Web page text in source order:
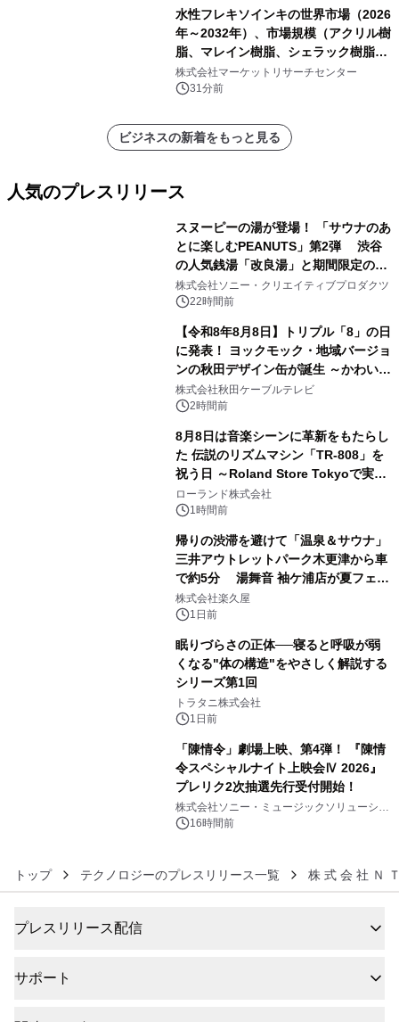
水性フレキソインキの世界市場（2026
年～2032年）、市場規模（アクリル樹
脂、マレイン樹脂、シェラック樹脂、
その他）・分析レポートを発表
株式会社マーケットリサーチセンター
31分前
ビジネスの新着をもっと見る
人気のプレスリリース
スヌーピーの湯が登場！ 「サウナのあ
とに楽しむPEANUTS」第2弾 渋谷
の人気銭湯「改良湯」と期間限定のコ
ラボレーション サウナイキタイコラ
ボグッズも発売決定！
株式会社ソニー・クリエイティブプロダクツ
22時間前
【令和8年8月8日】トリプル「8」の日
に発表！ ヨックモック・地域バージョ
ンの秋田デザイン缶が誕生 ～かわいい
秋田犬の子犬と秋田の四季と名所を巡
るパッケージ～ 9月1日(火)秋田県内で
株式会社秋田ケーブルテレビ
2時間前
8月8日は音楽シーンに革新をもたらし
た 伝説のリズムマシン「TR-808」を
祝う日 ～Roland Store Tokyoで実機
を展示しての 記念キャンペーンを開
催 英国ラジオ「NTS」の 特別プログ
アーティストを フィーチャーしたアニ
メーションを公開～
ローランド株式会社
1時間前
帰りの渋滞を避けて「温泉＆サウナ」
三井アウトレットパーク木更津から車
で約5分 湯舞音 袖ケ浦店が夏フェア
メニューを提供
株式会社楽久屋
1日前
眠りづらさの正体──寝ると呼吸が弱
くなる"体の構造"をやさしく解説する
シリーズ第1回
トラタニ株式会社
1日前
「陳情令」劇場上映、第4弾！ 『陳情
令スペシャルナイト上映会Ⅳ 2026』
プレリク2次抽選先行受付開始！
株式会社ソニー・ミュージックソリューショ
ンズ16時間前
トップ テクノロジーのプレスリリース一覧 株 式 会 社 Ｎ
プレスリリース配信
サポート